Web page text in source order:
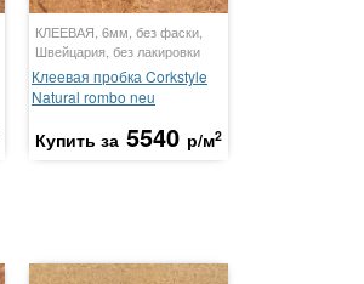
КЛЕЕВАЯ, 6мм, без фаски,
Швейцария, без лакировки
Клеевая пробка Corkstyle
Natural rombo neu
Купить за 5540 р/м2